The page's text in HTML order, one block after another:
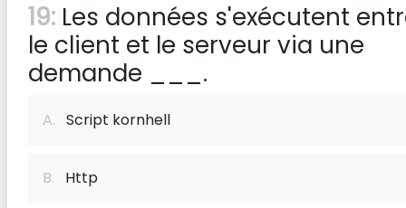
19: Les données s'exécutent
le client et le serveur via une
demande ___.
A. Script kornhell
B. Http